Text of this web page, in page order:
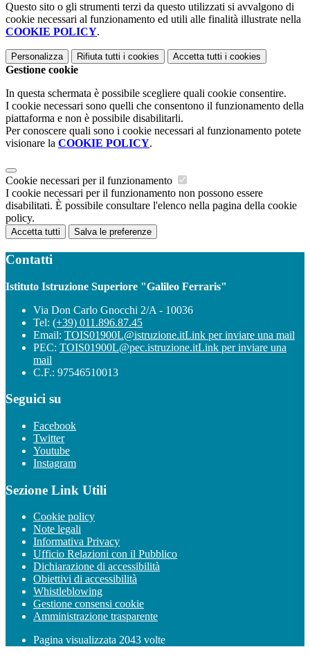
Questo sito o gli strumenti terzi da questo utilizzati si avvalgono di
cookie necessari al funzionamento ed utili alle finalità illustrate nella
COOKIE POLICY.
Personalizza Rifiuta tutti i cookies Accetta tutti i cookies
Gestione cookie
In questa schermata è possibile scegliere quali cookie consentire.
I cookie necessari sono quelli che consentono il funzionamento della
piattaforma e non è possibile disabilitarli.
Per conoscere quali sono i cookie necessari al funzionamento potete
visionare la COOKIE POLICY.
Cookie necessari per il funzionamento
I cookie necessari per il funzionamento non possono essere
disabilitati. È possibile consultare l'elenco nella pagina della cookie
policy.
Accetta tutti Salva le preferenze
Contatti
Istituto Istruzione Superiore "Galileo Ferraris"
Via Don Carlo Gnocchi 2/A - 10036
Tel: (+39) 011.896.87.45
Email: TOIS01900L@istruzione.itLink per inviare una mail
PEC: TOIS01900L@pec.istruzione.itLink per inviare una
mail
C.F.: 97546510013
Seguici su
Facebook
Twitter
Youtube
Instagram
Sezione Link Utili
Cookie policy
Note legali
Informativa Privacy
Ufficio Relazioni con il Pubblico
Dichiarazione di accessibilità
Obiettivi di accessibilità
Whistleblowing
Gestione consensi cookie
Amministrazione trasparente
Pagina visualizzata 2043 volte